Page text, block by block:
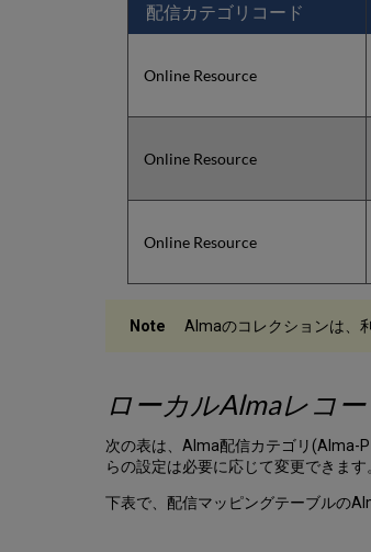
配信カテゴリコード
Online Resource
Online Resource
Online Resource
Almaのコレクションは、
ローカルAlmaレコ
次の表は、Alma配信カテゴリ(Alma-
らの設定は必要に応じて変更できます
下表で、配信マッピングテーブルの